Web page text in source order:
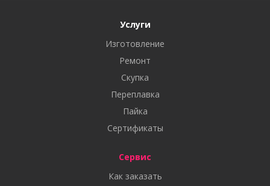
Услуги
Изготовление
Ремонт
Скупка
Переплавка
Пайка
Сертификаты
Сервис
Как заказать